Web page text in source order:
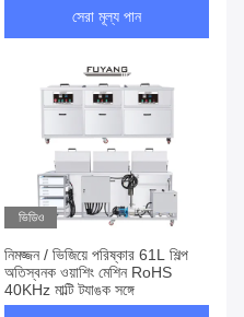
সেরা মূল্য পান
ভিডিও
নিমজ্জন / ভিজিয়ে পরিষ্কার 61L শিল্প
অতিস্বনক ওয়াশিং মেশিন RoHS
40KHz মাল্টি ট্যাঙ্ক সঙ্গে